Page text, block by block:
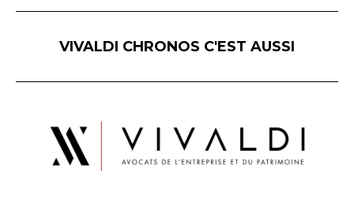
VIVALDI CHRONOS C'EST AUSSI